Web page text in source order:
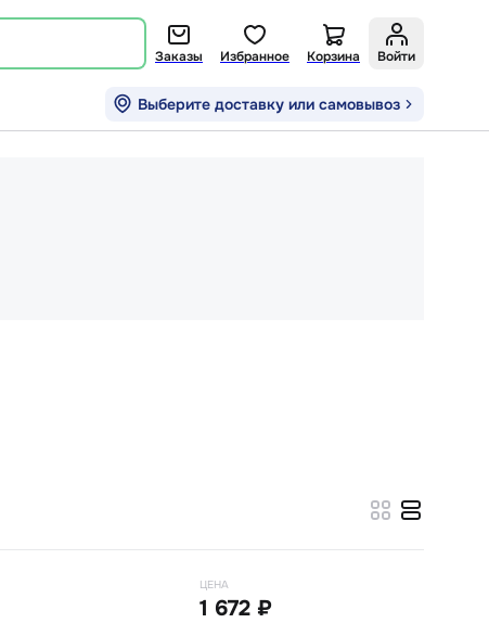
Заказы Избранное Корзина Войти
Выберите доставку или самовывоз
ЦЕНА
1 672 ₽